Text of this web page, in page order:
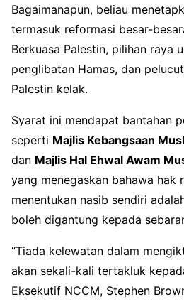
Bagaimanapun, beliau
termasuk reformasi besar-
Berkuasa Palestin, pilihan raya
penglibatan Hamas, dan
Palestin kelak.
Syarat ini mendapat bantahan
seperti Majlis Kebangsaan
dan Majlis Hal Ehwal Awam
yang menegaskan bahawa hak
menentukan nasib sendiri
boleh digantung kepada
“Tiada kelewatan dalam
akan sekali-kali tertakluk
Eksekutif NCCM, Stephen